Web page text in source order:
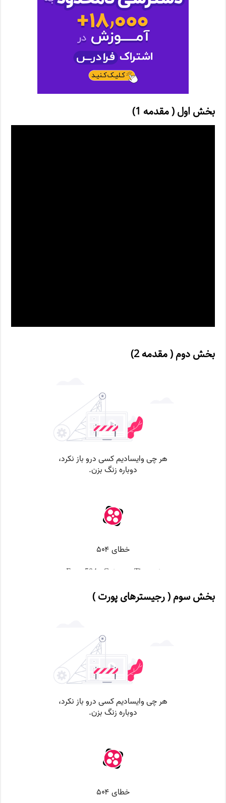
بخش اول ( مقدمه 1)
بخش دوم ( مقدمه 2)
بخش سوم ( رجیسترهای پورت )